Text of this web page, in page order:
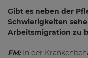
Gibt es neben der
Schwierigkeiten
Arbeitsmigration zu
FM: In der